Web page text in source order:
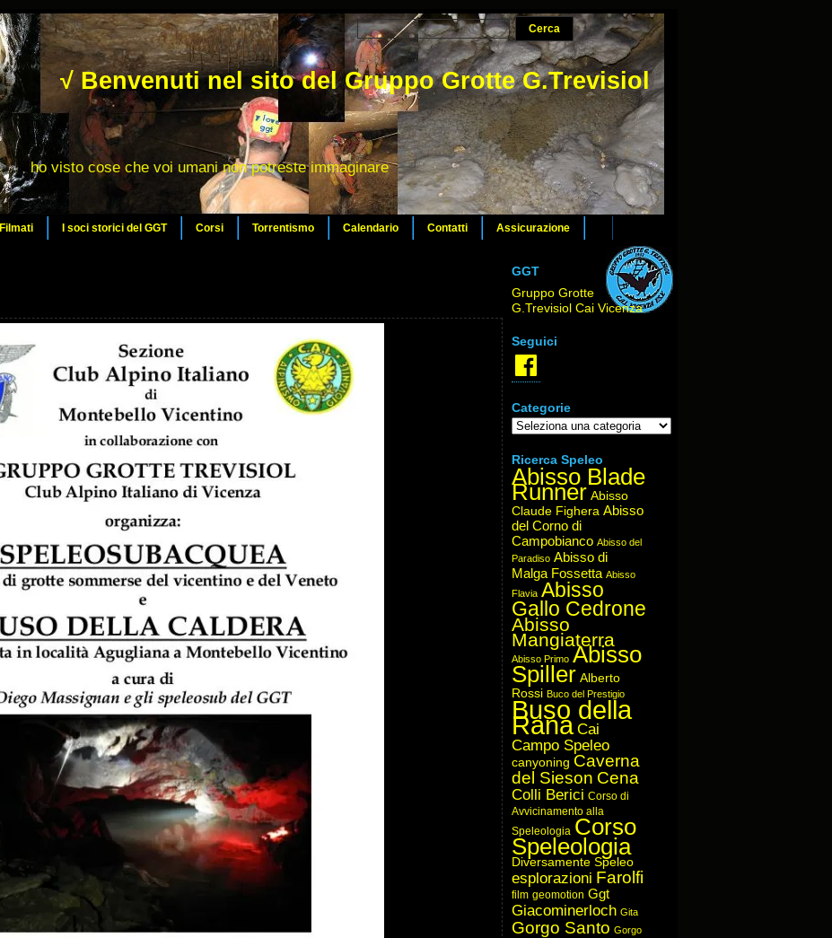
√ Benvenuti nel sito del Gruppo Grotte G.Trevisiol
ho visto cose che voi umani non potreste immaginare
Filmati I soci storici del GGT Corsi Torrentismo Calendario Contatti Assicurazione
GGT
Gruppo Grotte
G.Trevisiol Cai Vicenza
Seguici
Facebook
Categorie
Categorie
Ricerca Speleo
Abisso Blade
Runner Abisso
Claude Fighera Abisso
del Corno di
Campobianco Abisso del
Paradiso Abisso di
Malga Fossetta Abisso
Flavia Abisso
Gallo Cedrone
Abisso
Mangiaterra
Abisso Primo Abisso
Spiller Alberto
Rossi Buco del Prestigio
Buso della
Rana Cai
Campo Speleo
canyoning Caverna
del Sieson Cena
Colli Berici Corso di
Avvicinamento alla
Speleologia Corso
Speleologia
Diversamente Speleo
esplorazioni Farolfi
film geomotion Ggt
Giacominerloch Gita
Gorgo Santo Gorgo